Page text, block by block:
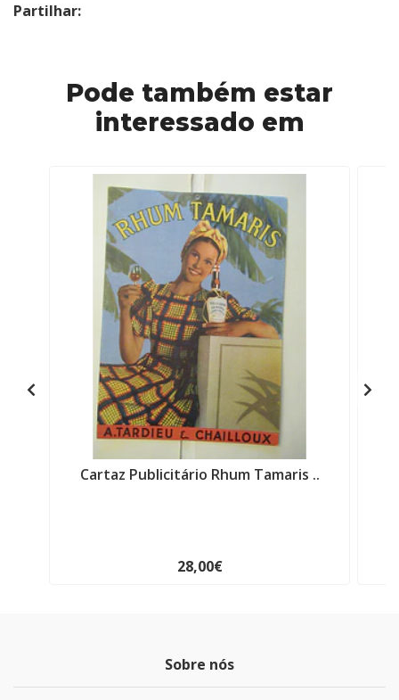
Partilhar:
Pode também estar
interessado em
Cartaz Publicitário Rhum Tamaris ..
28,00€
Sobre nós